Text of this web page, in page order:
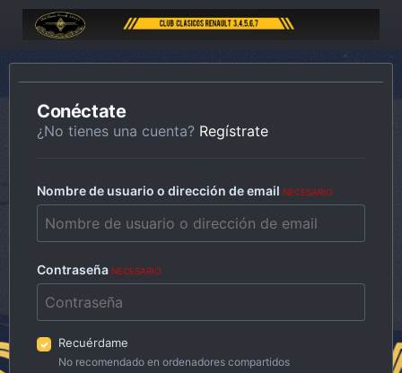
Conéctate
¿No tienes una cuenta? Regístrate
Nombre de usuario o dirección de email NECESARIO
Contraseña NECESARIO
Recuérdame
No recomendado en ordenadores compartidos